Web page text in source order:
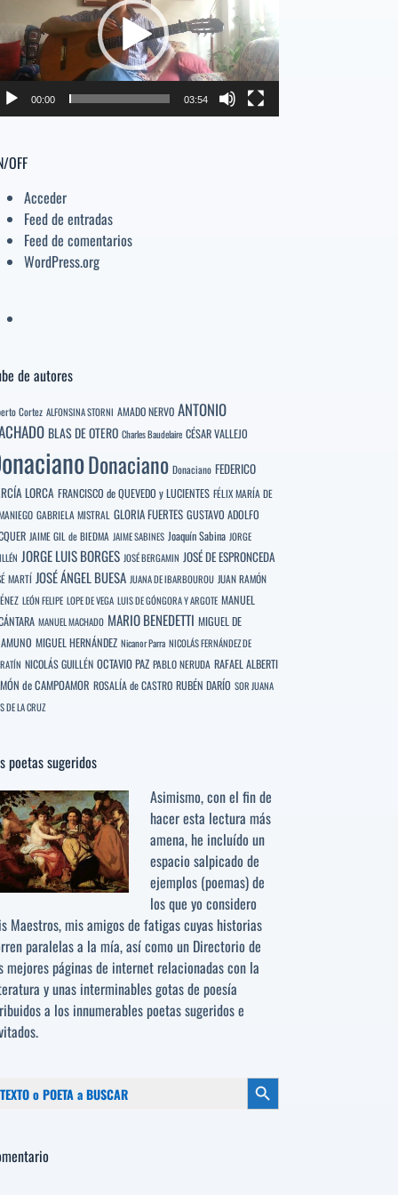
volumen.
00:00 03:54
OFF
Acceder
Feed de entradas
Feed de comentarios
WordPress.org
de autores
Cortez ALFONSINA STORNI AMADO NERVO ANTONIO
BLAS DE OTERO Charles Baudelaire CÉSAR VALLEJO
Donaciano Donaciano FEDERICO
LORCA FRANCISCO de QUEVEDO y LUCIENTES FÉLIX MARÍA DE
GABRIELA MISTRAL GLORIA FUERTES GUSTAVO ADOLFO
JAIME GIL de BIEDMA JAIME SABINES Joaquín Sabina JORGE
JORGE LUIS BORGES JOSÉ BERGAMIN JOSÉ DE ESPRONCEDA
MARTÍ JOSÉ ÁNGEL BUESA JUANA DE IBARBOUROU JUAN RAMÓN
LEÓN FELIPE LOPE DE VEGA LUIS DE GÓNGORA Y ARGOTE MANUEL
MANUEL MACHADO MARIO BENEDETTI MIGUEL DE
MIGUEL HERNÁNDEZ Nicanor Parra NICOLÁS FERNÁNDEZ DE
NICOLÁS GUILLÉN OCTAVIO PAZ PABLO NERUDA RAFAEL ALBERTI
de CAMPOAMOR ROSALÍA de CASTRO RUBÉN DARÍO SOR JUANA
DE LA CRUZ
poetas sugeridos
Asimismo, con el fin de
hacer esta lectura más
amena, he incluído un
espacio salpicado de
ejemplos (poemas) de
los que yo considero
Maestros, mis amigos de fatigas cuyas historias
paralelas a la mía, así como un Directorio de
mejores páginas de internet relacionadas con la
y unas interminables gotas de poesía
a los innumerables poetas sugeridose
Botón de búsqueda